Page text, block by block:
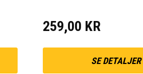
259,00 KR
SE DETALJER